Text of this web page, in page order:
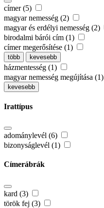
címer (5)
magyar nemesség (2)
magyar és erdélyi nemesség (2)
birodalmi bárói cím (1)
címer megerősítése (1)
több kevesebb
házmentesség (1)
magyar nemesség megújítása (1)
kevesebb
Irattípus
adománylevél (6)
bizonyságlevél (1)
Címerábrák
kard (3)
török fej (3)